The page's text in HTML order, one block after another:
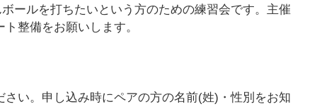
ルを打ちたいという方のための練習会です。主催
整備をお願いします。
い。申し込み時にペアの方の名前(姓)・性別をお知